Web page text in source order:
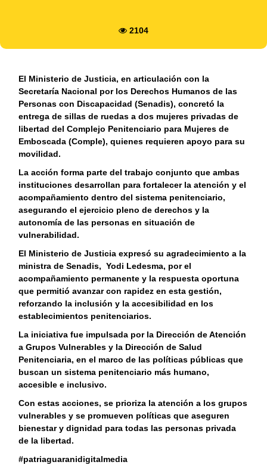
2104
El Ministerio de Justicia, en articulación con la
Secretaría Nacional por los Derechos Humanos de las
Personas con Discapacidad (Senadis), concretó la
entrega de sillas de ruedas a dos mujeres privadas de
libertad del Complejo Penitenciario para Mujeres de
Emboscada (Comple), quienes requieren apoyo para su
movilidad.
La acción forma parte del trabajo conjunto que ambas
instituciones desarrollan para fortalecer la atención y el
acompañamiento dentro del sistema penitenciario,
asegurando el ejercicio pleno de derechos y la
autonomía de las personas en situación de
vulnerabilidad.
El Ministerio de Justicia expresó su agradecimiento a la
ministra de Senadis, Yodi Ledesma, por el
acompañamiento permanente y la respuesta oportuna
que permitió avanzar con rapidez en esta gestión,
reforzando la inclusión y la accesibilidad en los
establecimientos penitenciarios.
La iniciativa fue impulsada por la Dirección de Atención
a Grupos Vulnerables y la Dirección de Salud
Penitenciaria, en el marco de las políticas públicas que
buscan un sistema penitenciario más humano,
accesible e inclusivo.
Con estas acciones, se prioriza la atención a los grupos
vulnerables y se promueven políticas que aseguren
bienestar y dignidad para todas las personas privada
de la libertad.
#patriaguaranidigitalmedia